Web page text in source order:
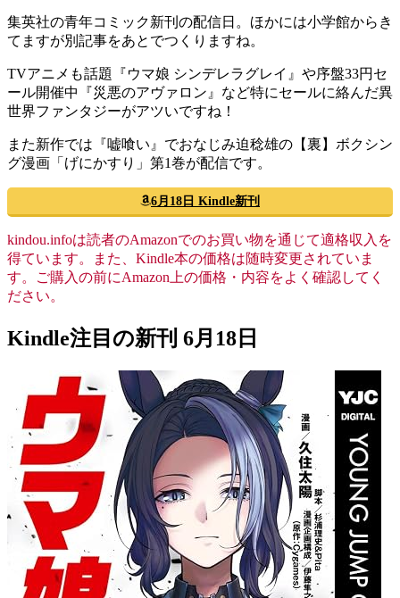
集英社の青年コミック新刊の配信日。ほかには小学館からき
てますが別記事をあとでつくりますね。
TVアニメも話題『ウマ娘 シンデレラグレイ』や序盤33円セ
ール開催中『災悪のアヴァロン』など特にセールに絡んだ異
世界ファンタジーがアツいですね！
また新作では『嘘喰い』でおなじみ迫稔雄の【裏】ボクシン
グ漫画「げにかすり」第1巻が配信です。
6月18日 Kindle新刊
kindou.infoは読者のAmazonでのお買い物を通じて適格収入を
得ています。また、Kindle本の価格は随時変更されていま
す。ご購入の前にAmazon上の価格・内容をよく確認してく
ださい。
Kindle注目の新刊 6月18日